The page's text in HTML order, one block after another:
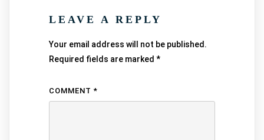
LEAVE A REPLY
Your email address will not be published.
Required fields are marked *
COMMENT *